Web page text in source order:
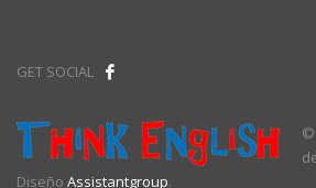
GET SOCIAL
©
Diseño Assistantgroup.